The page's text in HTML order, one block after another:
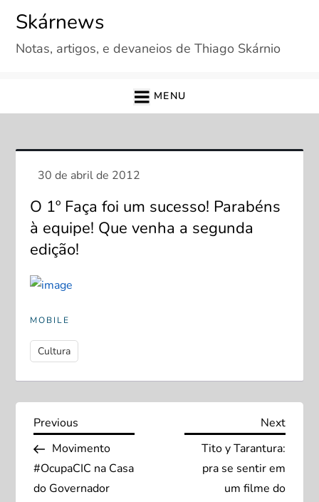
content
Skárnews
Notas, artigos, e devaneios de Thiago Skárnio
MENU
O 1º Faça foi um sucesso! Parabéns
à equipe! Que venha a segunda
edição!
MOBILE
Cultura
N
a
Previous
Post
Previous
Movimento
#OcupaCIC na Casa
do Governador
Next
Next
Tito y Tarantura:
pra se sentir em
um filme do